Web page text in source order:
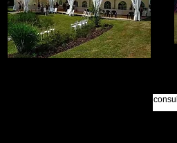
TRAITEURS & DECORATIONS nous